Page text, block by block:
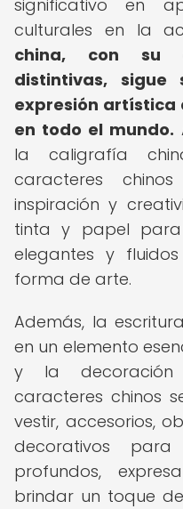
significativo en
culturales en la
china, con su
distintivas,
expresión
en todo el mundo.
la caligrafía
caracteres
inspiración y
tinta y papel
elegantes y
forma de arte.
Además, la
en un elemento
y la decoración
caracteres chinos
vestir, accesorios,
decorativos para
profundos,
brindar un toque